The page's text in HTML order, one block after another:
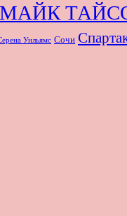
МАЙК
Уильямс Сочи